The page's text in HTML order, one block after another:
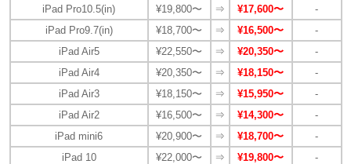
iPad Pro10.5(in)
¥19,800〜 ⇒ ¥17,600〜
-
iPad Pro9.7(in)
¥18,700〜 ⇒ ¥16,500〜
-
iPad Air5
¥22,550〜 ⇒ ¥20,350〜
-
iPad Air4
¥20,350〜 ⇒ ¥18,150〜
-
iPad Air3
¥18,150〜 ⇒ ¥15,950〜
-
iPad Air2
¥16,500〜 ⇒ ¥14,300〜
-
iPad mini6
¥20,900〜 ⇒ ¥18,700〜
-
iPad 10
¥22,000〜 ⇒ ¥19,800〜
-